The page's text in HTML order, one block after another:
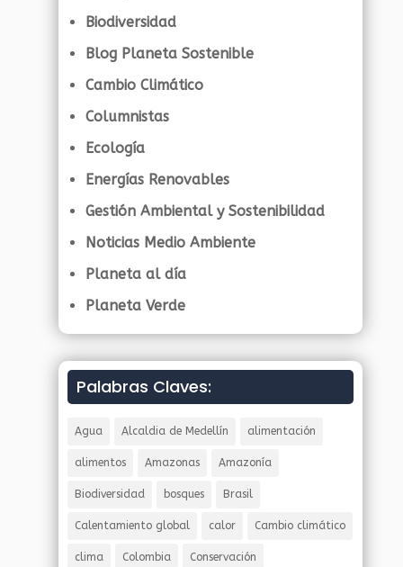
Biodiversidad
Blog Planeta Sostenible
Cambio Climático
Columnistas
Ecología
Energías Renovables
Gestión Ambiental y Sostenibilidad
Noticias Medio Ambiente
Planeta al día
Planeta Verde
Palabras Claves:
Agua Alcaldia de Medellín alimentación
alimentos Amazonas Amazonía
Biodiversidad bosques Brasil
Calentamiento global calor Cambio climático
clima Colombia Conservación